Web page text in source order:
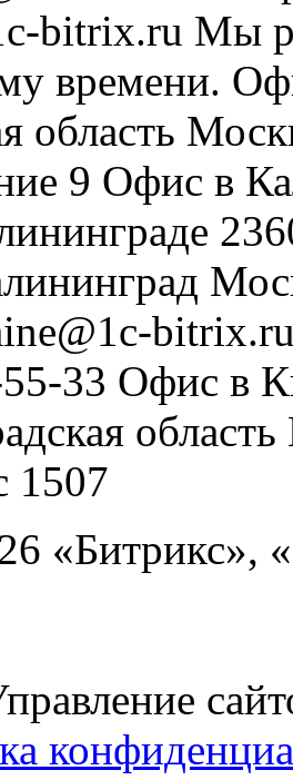
bitrix.ru Мы
времени.
область
9 Офис в
33 Офис в
область
1507
«Битрикс»,